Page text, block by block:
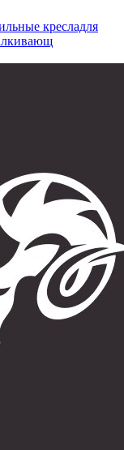
кресладля